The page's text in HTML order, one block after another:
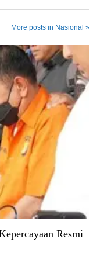
More posts in Nasional »
Resmi